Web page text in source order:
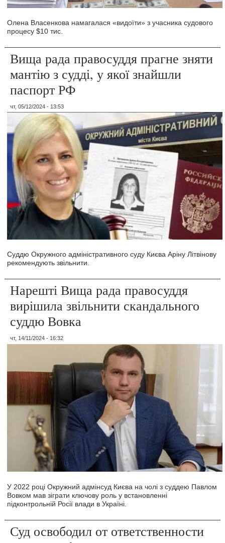
Олена Власенкова намагалася «видоїти» з учасника судового
процесу $10 тис.
Вища рада правосуддя прагне зняти
мантію з судді, у якої знайшли
паспорт РФ
чт, 05/12/2024 - 13:53
Суддю Окружного адміністративного суду Києва Аріну Літвінову
рекомендують звільнити.
Нарешті Вища рада правосуддя
вирішила звільнити скандального
суддю Вовка
чт, 14/11/2024 - 16:32
У 2022 році Окружний адмінсуд Києва на чолі з суддею Павлом
Вовком мав зіграти ключову роль у встановленні
підконтрольній Росії влади в Україні.
Суд освободил от ответственности